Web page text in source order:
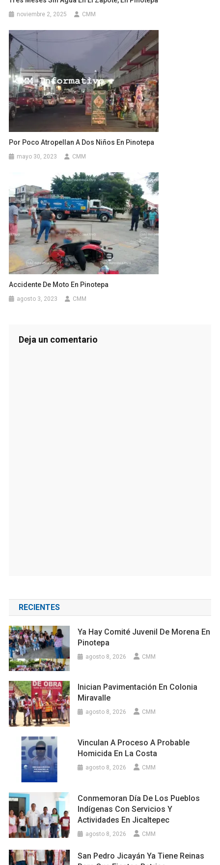
noviembre 2, 2025 CMM
Por Poco Atropellan A Dos Niños En Pinotepa
mayo 30, 2023 CMM
Accidente De Moto En Pinotepa
agosto 3, 2023 CMM
Deja un comentario
RECIENTES
Ya Hay Comité Juvenil De Morena En
Pinotepa
agosto 8, 2026 CMM
Inician Pavimentación En Colonia
Miravalle
agosto 8, 2026 CMM
Vinculan A Proceso A Probable
Homicida En La Costa
agosto 8, 2026 CMM
Conmemoran Día De Los Pueblos
Indígenas Con Servicios Y
Actividades En Jicaltepec
agosto 8, 2026 CMM
San Pedro Jicayán Ya Tiene Reinas